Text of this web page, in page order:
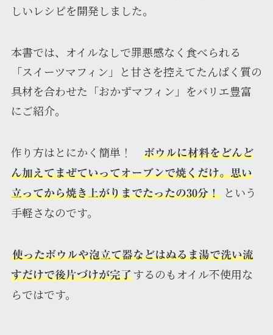
しいレシピを開発しました。
本書では、オイルなしで罪悪感なく食べられる
「スイーツマフィン」と甘さを控えてたんぱく質の
具材を合わせた「おかずマフィン」をバリエ豊富
にご紹介。
作り方はとにかく簡単！
ボウルに材料をどんど
ん加えてまぜていってオーブンで焼くだけ。思い
立ってから焼き上がりまでたったの30分！という
手軽さなのです。
使ったボウルや泡立て器などはぬるま湯で洗い流
すだけで後片づけが完了するのもオイル不使用な
らではです。